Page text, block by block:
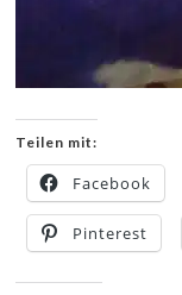
Teilen mit:
Facebook
Pinterest